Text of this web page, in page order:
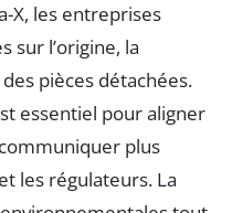
X, les entreprises
sur l’origine, la
pièces détachées.
essentiel pour aligner
plus
les régulateurs. La